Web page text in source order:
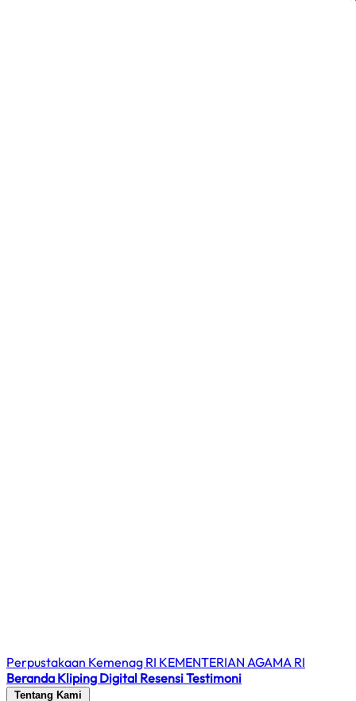
Perpustakaan Kemenag RI KEMENTERIAN AGAMA RI
Beranda Kliping Digital ResensiTestimoni
Tentang Kami